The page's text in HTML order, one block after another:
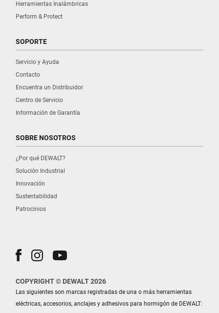
Herramientas Inalámbricas
Perform & Protect
SOPORTE
Servicio y Ayuda
Contacto
Encuentra un Distribuidor
Centro de Servicio
Información de Garantía
SOBRE NOSOTROS
¿Por qué DEWALT?
Solución Industrial
Innovación
Sustentabilidad
Patrocinios
COPYRIGHT © DEWALT 2026
Las siguientes son marcas registradas de una o más herramientas
eléctricas, accesorios, anclajes y adhesivos para hormigón de DEWALT: